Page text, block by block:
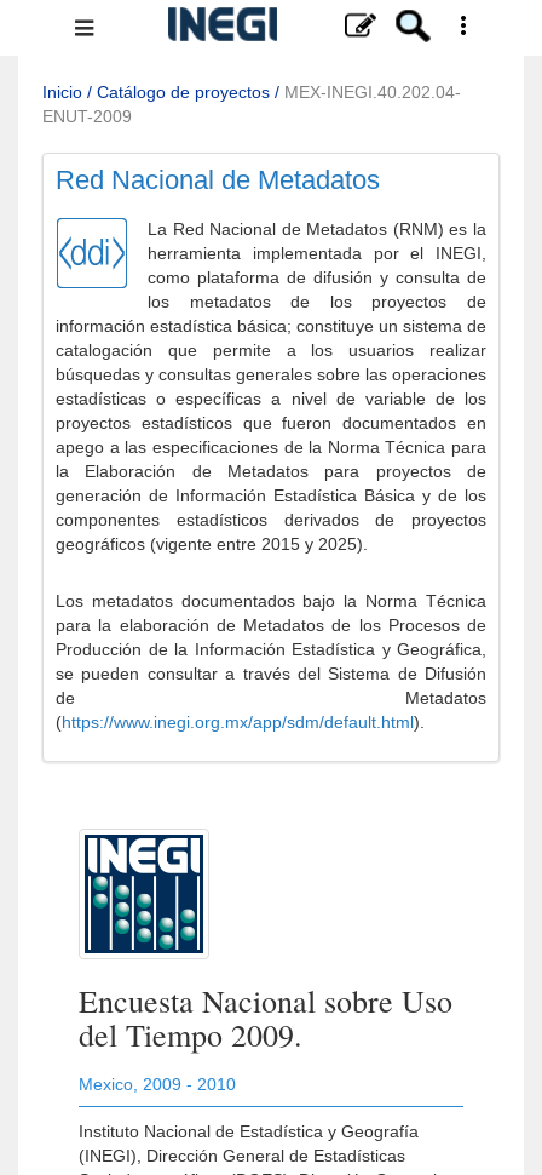
Menú
navegación
Inicio / Catálogo de proyectos / MEX-INEGI.40.202.04-
ENUT-2009
Red Nacional de Metadatos
La Red Nacional de Metadatos (RNM) es la
herramienta implementada por el INEGI,
como plataforma de difusión y consulta de
los metadatos de los proyectos de
información estadística básica; constituye un sistema de
catalogación que permite a los usuarios realizar
búsquedas y consultas generales sobre las operaciones
estadísticas o específicas a nivel de variable de los
proyectos estadísticos que fueron documentados en
apego a las especificaciones de la Norma Técnica para
la Elaboración de Metadatos para proyectos de
generación de Información Estadística Básica y de los
componentes estadísticos derivados de proyectos
geográficos (vigente entre 2015 y 2025).
Los metadatos documentados bajo la Norma Técnica
para la elaboración de Metadatos de los Procesos de
Producción de la Información Estadística y Geográfica,
se pueden consultar a través del Sistema de Difusión
de Metadatos
(https://www.inegi.org.mx/app/sdm/default.html).
Encuesta Nacional sobre Uso
del Tiempo 2009.
Mexico 2009 - 2010
Instituto Nacional de Estadística y Geografía
(INEGI), Dirección General de Estadísticas